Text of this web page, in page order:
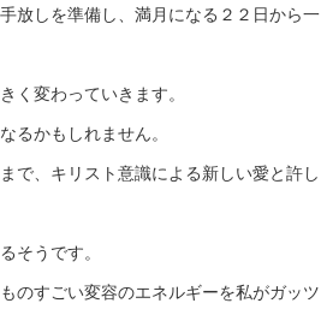
放しを準備し、満月になる２２日から一
く変わっていきます。
るかもしれません。
で、キリスト意識による新しい愛と許し
そうです。
のすごい変容のエネルギーを私がガッツ